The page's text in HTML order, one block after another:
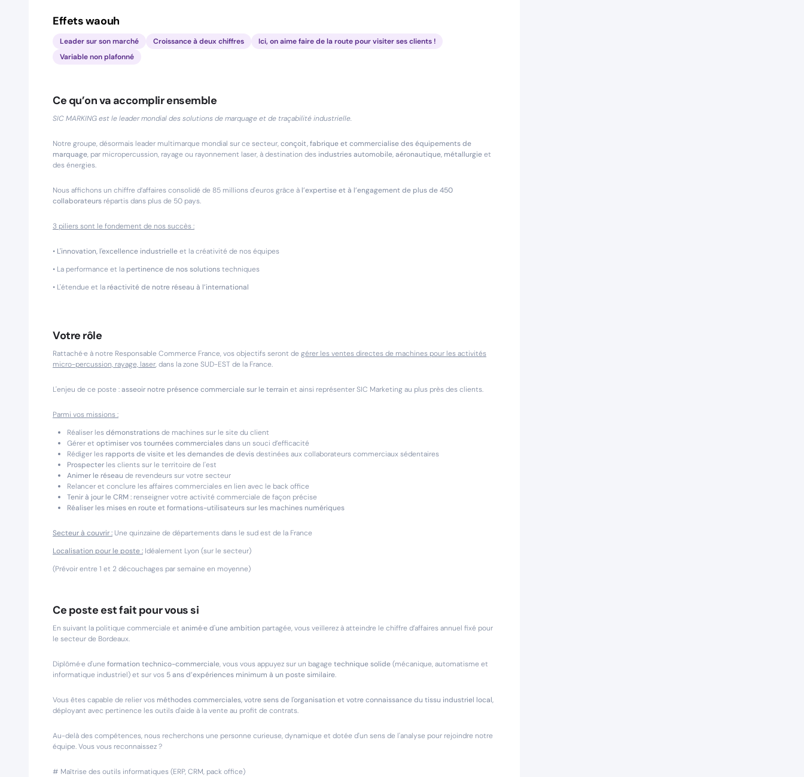
Effets waouh
Leader sur son marché Croissance à deux chiffres
Ici, on aime faire de la route pour visiter ses clients !
Variable non plafonné
Ce qu’on va accomplir ensemble
SIC MARKING est le leader mondial des solutions de marquage et de traçabilité industrielle.
Notre groupe, désormais leader multimarque mondial sur ce secteur,conçoit, fabrique et commercialise des équipements de
marquage, par micropercussion, rayage ou rayonnement laser, à destination des industries automobile, aéronautique, métallurgieet
des énergies.
Nous affichons un chiffre d’affaires consolidé de 85 millions d'euros grâce à l’expertise et à l’engagement de plus de 450
collaborateurs répartis dans plus de 50 pays.
3 piliers sont le fondement de nos succès :
• L'innovation, l'excellence industrielleet la créativité de nos équipes
• La performance et la pertinence de nos solutionstechniques
• L'étendue et la réactivité de notre réseau à l’international
Votre rôle
Rattaché·e à notre Responsable Commerce France, vos objectifs seront de gérer les ventes directes de machines pour les activités
micro-percussion, rayage, laser, dans la zone SUD-EST de la France.
L'enjeu de ce poste :asseoir notre présence commerciale sur le terrain et ainsi représenter SIC Marketing au plus près des clients.
Parmi vos missions :
Réaliser lesdémonstrationsde machines sur le site du client
Gérer et optimiser vos tournées commercialesdans un souci d’efficacité
Rédiger les rapports de visite et les demandes de devisdestinées aux collaborateurs commerciaux sédentaires
Prospecter les clients sur le territoire de l'est
Animer le réseau de revendeurs sur votre secteur
Relancer et conclure les affaires commerciales en lien avec le back office
Tenir à jour le CRM : renseigner votre activité commerciale de façon précise
Réaliser les mises en route et formations-utilisateurs sur les machines numériques
Secteur à couvrir : Une quinzaine de départements dans le sud est de la France
Localisation pour le poste : Idéalement Lyon (sur le secteur)
(Prévoir entre 1 et 2 découchages par semaine en moyenne)
Ce poste est fait pour vous si
En suivant la politique commerciale et animé·e d'une ambition partagée, vous veillerez à atteindre le chiffre d’affaires annuel fixé pour
le secteur de Bordeaux.
Diplômé·e d'une formation technico-commerciale, vous vous appuyez sur un bagage technique solide(mécanique, automatisme et
informatique industriel) et sur vos 5 ans d’expériences minimum à un poste similaire.
Vous êtes capable de relier vos méthodes commerciales, votre sens de l'organisation et votre connaissance du tissu industriel local,
déployant avec pertinence les outils d'aide à la vente au profit de contrats.
Au-delà des compétences, nous recherchons une personne curieuse, dynamique et dotée d'un sens de l'analyse pour rejoindre notre
équipe. Vous vous reconnaissez ?
# Maîtrise des outils informatiques (ERP, CRM, pack office)